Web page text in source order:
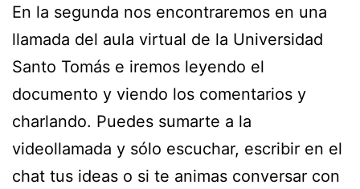
En la segunda nos encontraremos en una
llamada del aula virtual de la Universidad
Santo Tomás e iremos leyendo el
documento y viendo los comentarios y
charlando. Puedes sumarte a la
videollamada y sólo escuchar, escribir en el
chat tus ideas o si te animas conversar con